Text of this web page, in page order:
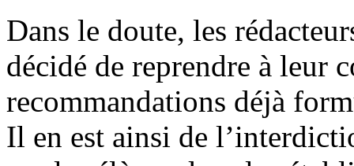
Dans le doute, les
décidé de reprendre à leur
recommandations déjà
Il en est ainsi de